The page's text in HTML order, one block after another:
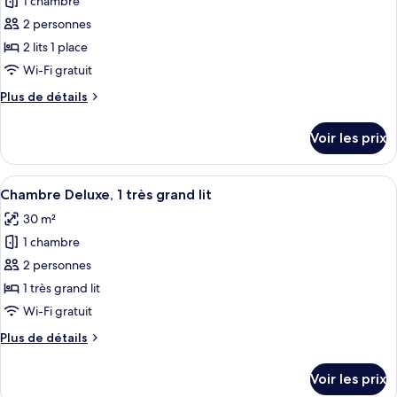
chambre
photos
pour
ce
type
chambre :
2
lits
une
place
2 personnes
2 lits 1 place
Wi-Fi gratuit
Plus de détails
Plus
le
type
de
Chambre
Deluxe,
lits
une
place
Voir les prix
Afficher
toutes
les
photos
pour
ce
type
chambre :
Une chambre d’hôtel avec un
7
Chambre Deluxe, 1 très grand lit
30 m²
1 chambre
2 personnes
1 très grand lit
Wi-Fi gratuit
Plus de détails
Plus
Voir les prix